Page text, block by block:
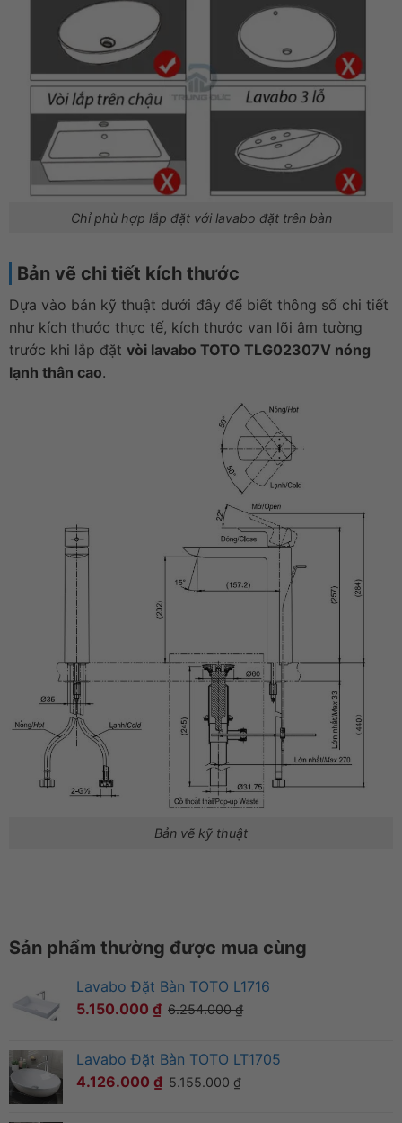
Chỉ phù hợp lắp đặt với lavabo đặt trên bàn
Bản vẽ chi tiết kích thước
Dựa vào bản kỹ thuật dưới đây để biết thông số chi tiết
như kích thước thực tế, kích thước van lõi âm tường
trước khi lắp đặt vòi lavabo TOTO TLG02307V nóng
lạnh thân cao.
Bản vẽ kỹ thuật
Sản phẩm thường được mua cùng
Lavabo Đặt Bàn TOTO L1716
5.150.000 ₫ 6.254.000₫
Lavabo Đặt Bàn TOTO LT1705
4.126.000 ₫ 5.155.000₫